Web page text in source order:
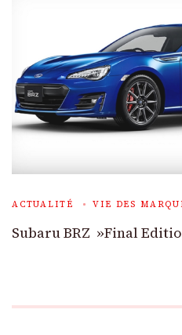
ACTUALITÉ VIE DES
Subaru BRZ »Final